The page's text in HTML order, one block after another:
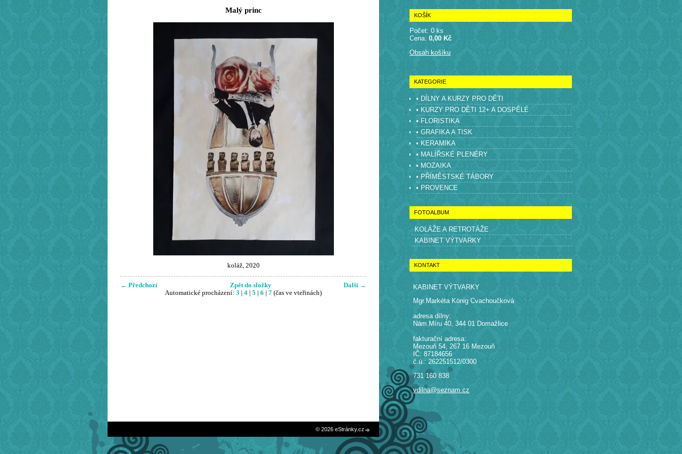
Malý princ
koláž, 2020
← Předchozí Další →
Zpět do složky
Automatické procházení: 3 | 4 | 5 | 6 | 7 (čas ve vteřinách)
KOŠÍK
Počet: 0 ks
Cena:0,00 Kč
Obsah košíku
KATEGORIE
• DÍLNY A KURZY PRO DĚTI
• KURZY PRO DĚTI 12+ A DOSPĚLÉ
• FLORISTIKA
• GRAFIKA A TISK
• KERAMIKA
• MALÍŘSKÉ PLENÉRY
• MOZAIKA
• PŘÍMĚSTSKÉ TÁBORY
• PROVENCE
FOTOALBUM
KOLÁŽE A RETROTÁŽE
KABINET VÝTVARKY
KONTAKT
KABINET VÝTVARKY
Mgr.Markéta König Cvachoučková
adresa dílny:
Nám.Míru 40, 344 01 Domažlice
fakturační adresa:
Mezouň 54, 267 16 Mezouň
IČ: 87184656
č.ú.: 262251512/0300
731 160 838
vdilna@seznam.cz
© 2026 eStránky.cz